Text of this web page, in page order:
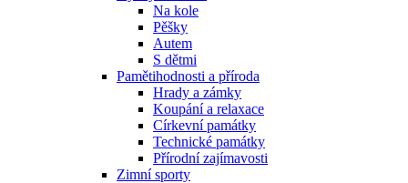
Na kole
Pěšky
Autem
S dětmi
Pamětihodnosti a příroda
Hrady a zámky
Koupání a relaxace
Církevní památky
Technické památky
Přírodní zajímavosti
Zimní sporty